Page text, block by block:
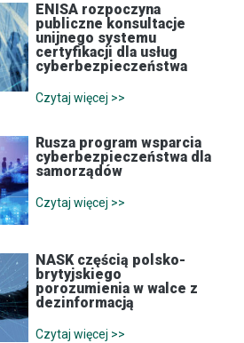
ENISA rozpoczyna
publiczne konsultacje
unijnego systemu
certyfikacji dla usług
cyberbezpieczeństwa
Czytaj więcej >>
Rusza program wsparcia
cyberbezpieczeństwa dla
samorządów
Czytaj więcej >>
NASK częścią polsko-
brytyjskiego
porozumienia w walce z
dezinformacją
Czytaj więcej >>